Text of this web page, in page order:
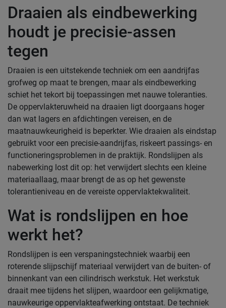
Draaien als eindbewerking
houdt je precisie-assen
tegen
Draaien is een uitstekende techniek om een aandrijfas
grofweg op maat te brengen, maar als eindbewerking
schiet het tekort bij toepassingen met nauwe toleranties.
De oppervlakteruwheid na draaien ligt doorgaans hoger
dan wat lagers en afdichtingen vereisen, en de
maatnauwkeurigheid is beperkter. Wie draaien als eindstap
gebruikt voor een precisie-aandrijfas, riskeert passings- en
functioneringsproblemen in de praktijk. Rondslijpen als
nabewerking lost dit op: het verwijdert slechts een kleine
materiaallaag, maar brengt de as op het gewenste
tolerantieniveau en de vereiste oppervlaktekwaliteit.
Wat is rondslijpen en hoe
werkt het?
Rondslijpen is een verspaningstechniek waarbij een
roterende slijpschijf materiaal verwijdert van de buiten- of
binnenkant van een cilindrisch werkstuk. Het werkstuk
draait mee tijdens het slijpen, waardoor een gelijkmatige,
nauwkeurige oppervlakteafwerking ontstaat. De techniek